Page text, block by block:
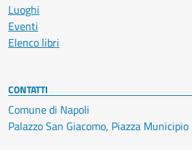
Luoghi
Eventi
Elenco libri
CONTATTI
Comune di Napoli
Palazzo San Giacomo, Piazza